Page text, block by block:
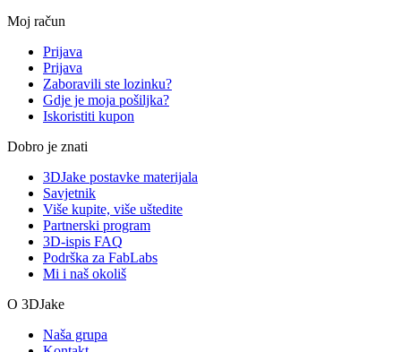
Moj račun
Prijava
Prijava
Zaboravili ste lozinku?
Gdje je moja pošiljka?
Iskoristiti kupon
Dobro je znati
3DJake postavke materijala
Savjetnik
Više kupite, više uštedite
Partnerski program
3D-ispis FAQ
Podrška za FabLabs
Mi i naš okoliš
O 3DJake
Naša grupa